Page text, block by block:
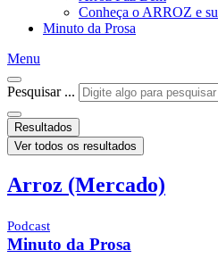
Conheça o ARROZ e
Minuto da Prosa
Menu
Pesquisar ...
Resultados
Ver todos os resultados
Arroz (Mercado)
Podcast
Minuto da Prosa